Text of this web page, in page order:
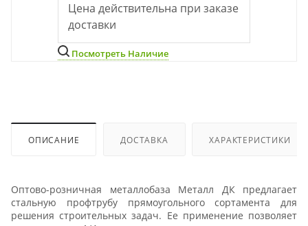
Цена действительна при заказе
доставки
Посмотреть Наличие
ОПИСАНИЕ ДОСТАВКА ХАРАКТЕРИСТИКИ
Оптово-розничная металлобаза Металл ДК предлагает
стальную профтрубу прямоугольного сортамента для
решения строительных задач. Ее применение позволяет